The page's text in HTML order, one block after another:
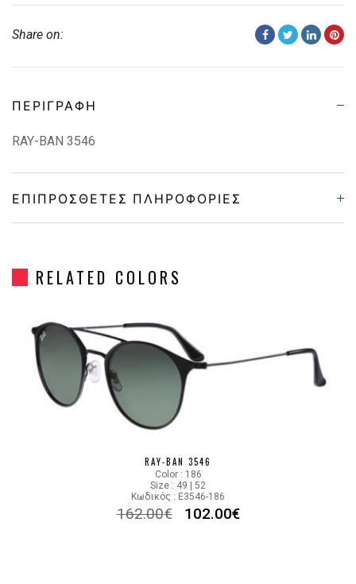
Share on:
ΠΕΡΙΓΡΑΦΉ
RAY-BAN 3546
ΕΠΙΠΡΌΣΘΕΤΕΣ ΠΛΗΡΟΦΟΡΊΕΣ
Gender Unisex
Material Μεταλλικό
Color BEIGE GOLD
Lens Color GRADIENT BROWN
RELATED COLORS
RAY-BAN 3546
Color : 186
Size : 49 | 52
Κωδικός : E3546-186
162.00€ 102.00€